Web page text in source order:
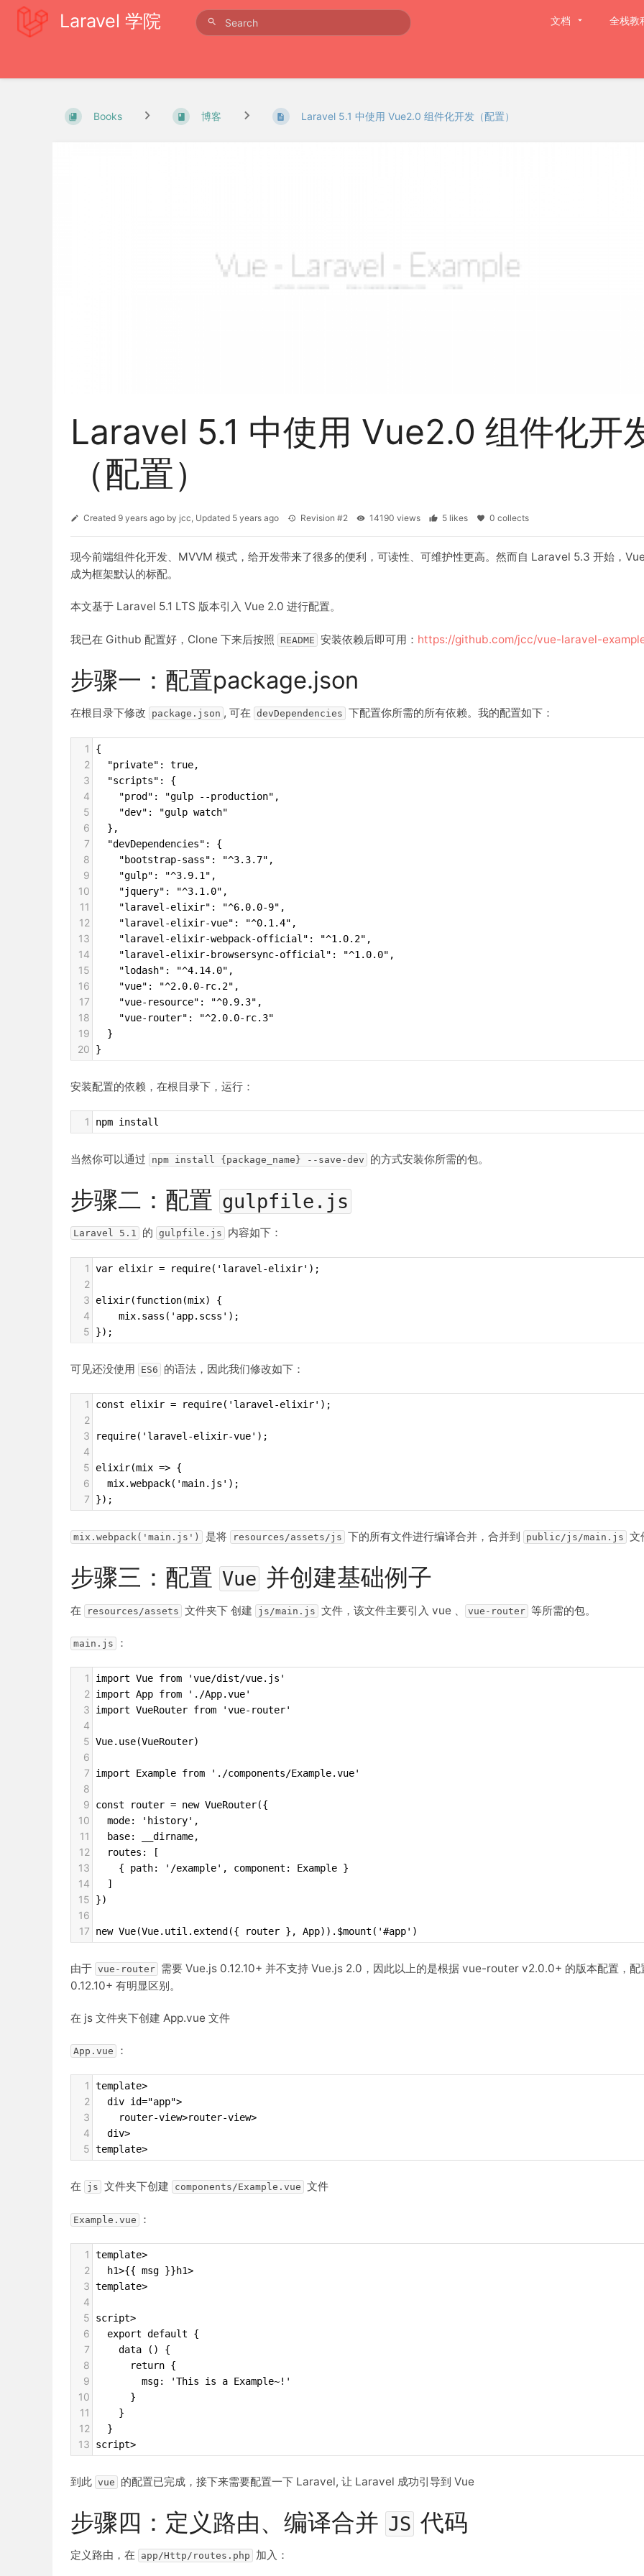
Laravel 学院 文档 全栈教
Books 博客 Laravel 5.1 中使用 Vue2.0 组件化开发（配置）
Laravel 5.1 中使用 Vue2.0 组件化开
（配置）
Created 9 years agoby jcc, Updated 5 years ago Revision #2 14190 views 5 likes 0 collects
现今前端组件化开发、MVVM 模式，给开发带来了很多的便利，可读性、可维护性更高。然而自 Laravel 5.3 开始，
成为框架默认的标配。
本文基于 Laravel 5.1 LTS 版本引入 Vue 2.0 进行配置。
我已在 Github 配置好，Clone 下来后按照 README 安装依赖后即可用： https://github.com/jcc/vue-laravel-
步骤一：配置package.json
在根目录下修改 package.json , 可在 devDependencies 下配置你所需的所有依赖。我的配置如下：
1 {
2
  "private": true,
3
  "scripts": {
4
    "prod": "gulp --production",
5
    "dev": "gulp watch"
6
  },
7
  "devDependencies": {
8
    "bootstrap-sass": "^3.3.7",
9
    "gulp": "^3.9.1",
10
    "jquery": "^3.1.0",
11
    "laravel-elixir": "^6.0.0-9",
12
    "laravel-elixir-vue": "^0.1.4",
13
    "laravel-elixir-webpack-official": "^1.0.2",
14
    "laravel-elixir-browsersync-official": "^1.0.0",
15
    "lodash": "^4.14.0",
16
    "vue": "^2.0.0-rc.2",
17
    "vue-resource": "^0.9.3",
18
    "vue-router": "^2.0.0-rc.3"
19
  }
20 }
安装配置的依赖，在根目录下，运行：
1 npm install
当然你可以通过 npm install {package_name} --save-dev 的方式安装你所需的包。
步骤二：配置 gulpfile.js
Laravel 5.1 的 gulpfile.js 内容如下：
1 var elixir = require('laravel-elixir');
2
3
elixir(function(mix) {
4
    mix.sass('app.scss');
5 });
可见还没使用 ES6 的语法，因此我们修改如下：
1 const elixir = require('laravel-elixir');
2
3
require('laravel-elixir-vue');
4
5
elixir(mix => {
6
  mix.webpack('main.js');
7 });
mix.webpack('main.js') 是将 resources/assets/js 下的所有文件进行编译合并，合并到 public/js/main.js 文
步骤三：配置 Vue 并创建基础例子
在 resources/assets 文件夹下 创建 js/main.js 文件，该文件主要引入 vue 、 vue-router 等所需的包。
main.js ：
1 import Vue from 'vue/dist/vue.js'
2 import App from './App.vue'
3 import VueRouter from 'vue-router'
4
5 Vue.use(VueRouter)
6
7
import Example from './components/Example.vue'
8
9
const router = new VueRouter({
10
  mode: 'history',
11
  base: __dirname,
12
  routes: [
13
    { path: '/example', component: Example }
14
  ]
15 })
16
17
new Vue(Vue.util.extend({ router }, App)).$mount('#app')
由于 vue-router
需要 Vue.js 0.12.10+ 并不支持 Vue.js 2.0，因此以上的是根据 vue-router v2.0.0+ 的版本配置，配
0.12.10+ 有明显区别。
在 js 文件夹下创建 App.vue 文件
App.vue ：
1 template>
2
  div id="app">
3
    router-view>router-view>
4
  div>
5 template>
在 js 文件夹下创建 components/Example.vue 文件
Example.vue ：
1 template>
2
  h1>{{ msg }}h1>
3 template>
4
5
script>
6
  export default {
7
    data () {
8
      return {
9
        msg: 'This is a Example~!'
10
      }
11
    }
12
  }
13 script>
到此 vue 的配置已完成，接下来需要配置一下 Laravel, 让 Laravel 成功引导到 Vue
步骤四：定义路由、编译合并 JS 代码
定义路由，在 app/Http/routes.php 加入：